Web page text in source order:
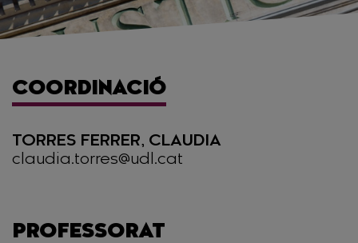
COORDINACIÓ
TORRES FERRER, CLAUDIA
claudia.torres@udl.cat
PROFESSORAT